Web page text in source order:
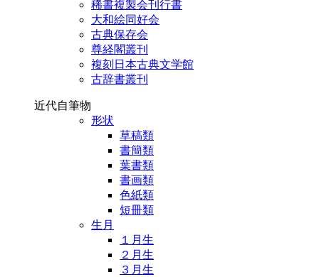
稀書複製会刊行書
大和絵同好会
古典保存会
尊経閣叢刊
複刻日本古典文学館
古辞書叢刊
近代自筆物
形状
草稿類
書簡類
葉書類
書画類
色紙類
短冊類
生月
１月生
２月生
３月生